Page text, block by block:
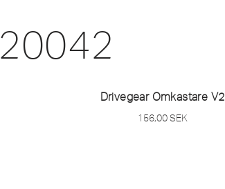
20042
Drivegear Omkastare V2
156,00SEK